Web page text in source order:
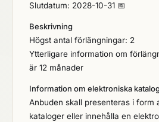
Slutdatum: 2028-10-31 📅
Beskrivning
Högst antal förlängningar: 2
Ytterligare information om
är 12 månader
Information om elektroniska
Anbuden skall presenteras i form
kataloger eller innehålla en